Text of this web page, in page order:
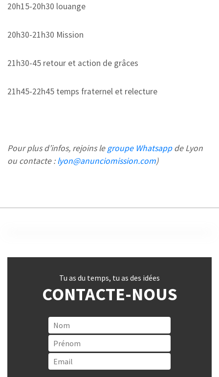
20h15-20h30 louange
20h30-21h30 Mission
21h30-45 retour et action de grâces
21h45-22h45 temps fraternel et relecture
Pour plus d’infos, rejoins legroupe Whatsappde Lyon
ou contacte :lyon@anunciomission.com)
Tu as du temps, tu as des idées
CONTACTE-NOUS